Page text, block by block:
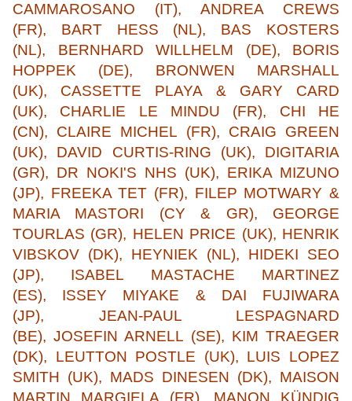
CAMMAROSANO (IT), ANDREA CREWS
(FR), BART HESS (NL), BAS KOSTERS
(NL), BERNHARD WILLHELM (DE), BORIS
HOPPEK (DE), BRONWEN MARSHALL
(UK), CASSETTE PLAYA & GARY CARD
(UK), CHARLIE LE MINDU (FR), CHI HE
(CN), CLAIRE MICHEL (FR), CRAIG GREEN
(UK), DAVID CURTIS-RING (UK), DIGITARIA
(GR), DR NOKI'S NHS (UK), ERIKA MIZUNO
(JP), FREEKA TET (FR), FILEP MOTWARY &
MARIA MASTORI (CY & GR), GEORGE
TOURLAS (GR), HELEN PRICE (UK), HENRIK
VIBSKOV (DK), HEYNIEK (NL), HIDEKI SEO
(JP), ISABEL MASTACHE MARTINEZ
(ES), ISSEY MIYAKE & DAI FUJIWARA
(JP), JEAN-PAUL LESPAGNARD
(BE), JOSEFIN ARNELL (SE), KIM TRAEGER
(DK), LEUTTON POSTLE (UK), LUIS LOPEZ
SMITH (UK), MADS DINESEN (DK), MAISON
MARTIN MARGIELA (FR), MANON KÜNDIG